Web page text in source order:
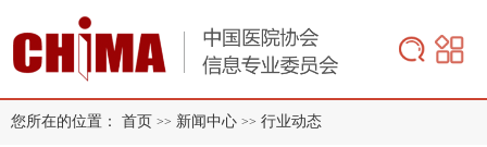
您所在的位置： 首页 >> 新闻中心 >> 行业动态